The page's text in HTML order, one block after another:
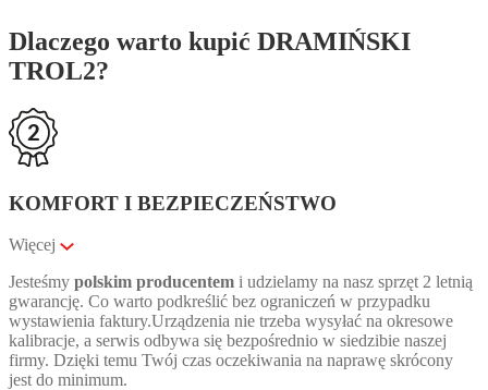
Dlaczego warto kupić DRAMIŃSKI
TROL2?
KOMFORT I BEZPIECZEŃSTWO
Więcej
Jesteśmy polskim producentem i udzielamy na nasz sprzęt 2 letnią
gwarancję. Co warto podkreślić bez ograniczeń w przypadku
wystawienia faktury.Urządzenia nie trzeba wysyłać na okresowe
kalibracje, a serwis odbywa się bezpośrednio w siedzibie naszej
firmy. Dzięki temu Twój czas oczekiwania na naprawę skrócony
jest do minimum.